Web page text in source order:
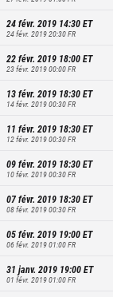
24 févr. 2019 14:30ET
24 févr. 2019 20:30FR
22 févr. 2019 18:00ET
23 févr. 2019 00:00FR
13 févr. 2019 18:30ET
14 févr. 2019 00:30FR
11 févr. 2019 18:30ET
12 févr. 2019 00:30FR
09 févr. 2019 18:30ET
10 févr. 2019 00:30FR
07 févr. 2019 18:30ET
08 févr. 2019 00:30FR
05 févr. 2019 19:00ET
06 févr. 2019 01:00FR
31 janv. 2019 19:00ET
01 févr. 2019 01:00FR